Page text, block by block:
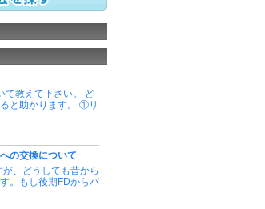
て教えて下さい。 ど
と助かります。 ①リ
の交換について
、どうしても昔から
。もし後期FDからバ